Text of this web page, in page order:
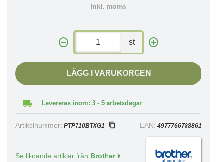
Inkl. moms
st
LÄGG I VARUKORGEN
Levereras inom: 3 - 5 arbetsdagar
Artikelnummer: PTP710BTXG1 EAN: 4977766788861
Se liknande artiklar från Brother